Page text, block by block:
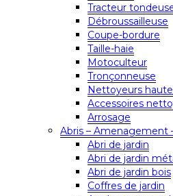
Tracteur
Débroussailleuse
Coupe-bordure
Taille-haie
Motoculteur
Tronçonneuse
Nettoyeurs
Accessoires
Arrosage
Abris – Amenagement
Abri de jardin
Abri de jardin
Abri de jardin bois
Coffres de jardin